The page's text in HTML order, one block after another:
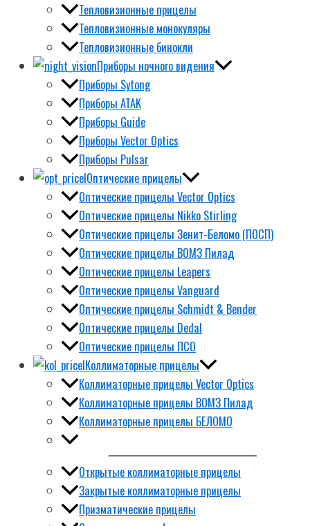
Тепловизионные прицелы
Тепловизионные монокуляры
Тепловизионные бинокли
Приборы ночного видения
Приборы Sytong
Приборы ATAK
Приборы Guide
Приборы Vector Optics
Приборы Pulsar
Оптические прицелы
Оптические прицелы Vector Optics
Оптические прицелы Nikko Stirling
Оптические прицелы Зенит-Беломо (ПОСП)
Оптические прицелы ВОМЗ Пилад
Оптические прицелы Leapers
Оптические прицелы Vanguard
Оптические прицелы Schmidt & Bender
Оптические прицелы Dedal
Оптические прицелы ПСО
Коллиматорные прицелы
Коллиматорные прицелы Vector Optics
Коллиматорные прицелы ВОМЗ Пилад
Коллиматорные прицелы БЕЛОМО
Открытые коллиматорные прицелы
Закрытые коллиматорные прицелы
Призматические прицелы